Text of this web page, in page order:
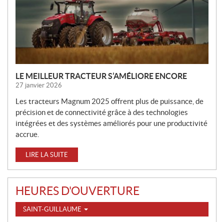
O
V
L
L
E
S
LE MEILLEUR TRACTEUR S’AMÉLIORE ENCORE
27 janvier 2026
Les tracteurs Magnum 2025 offrent plus de puissance, de
précision et de connectivité grâce à des technologies
intégrées et des systèmes améliorés pour une productivité
accrue.
LIRE LA SUITE
HEURES D'OUVERTURE
SAINT-GUILLAUME